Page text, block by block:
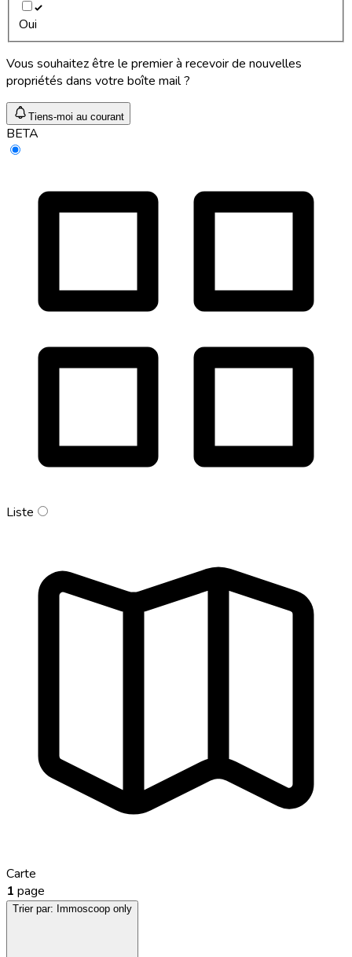
Oui
Vous souhaitez être le premier à recevoir de nouvelles
propriétés dans votre boîte mail ?
Tiens-moi au courant
BETA
Liste
Carte
1 page
Trier par: Immoscoop only